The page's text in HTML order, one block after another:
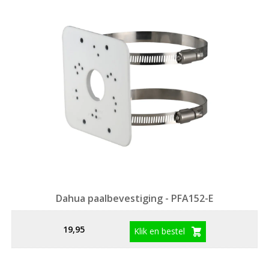
Dahua paalbevestiging - PFA152-E
19,95 Klik en bestel